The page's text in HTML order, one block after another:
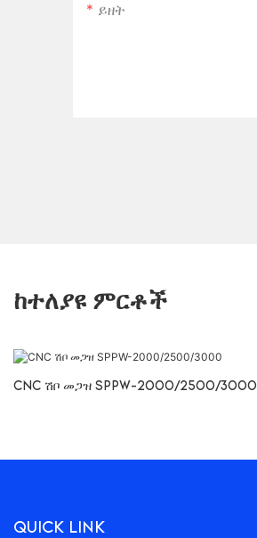
ይዘት
ከተለያዩ ምርቶች
CNC ሽቦ መጋዝ SPPW-2000/2500/3000
QUICK LINK